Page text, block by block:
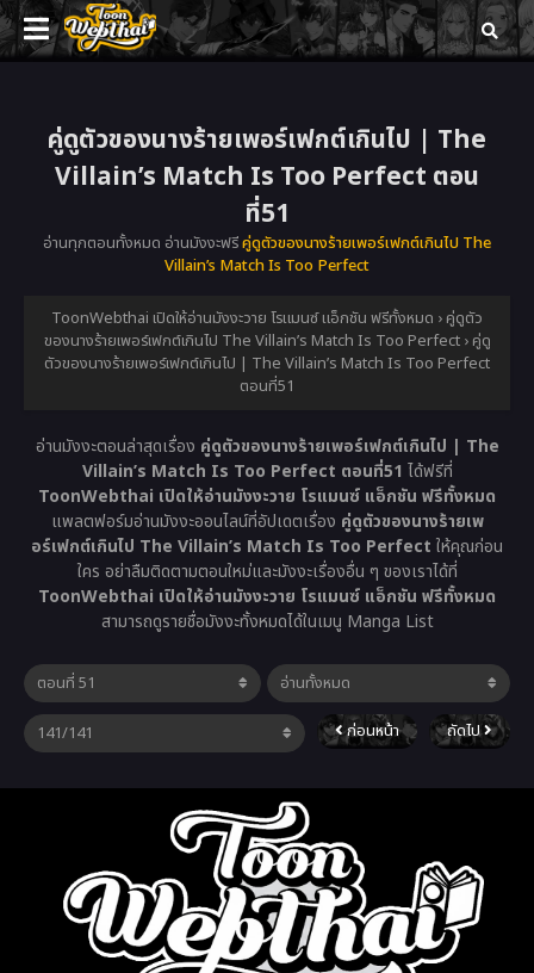
คู่ดูตัวของนางร้ายเพอร์เฟกต์เกินไป | The
Villain’s Match Is Too Perfect ตอน
ที่51
อ่านทุกตอนทั้งหมด อ่านมังงะฟรีคู่ดูตัวของนางร้ายเพอร์เฟกต์เกินไป The
Villain’s Match Is Too Perfect
ToonWebthai เปิดให้อ่านมังงะวาย โรแมนซ์ แอ็กชัน ฟรีทั้งหมด › คู่ดูตัว
ของนางร้ายเพอร์เฟกต์เกินไป The Villain’s Match Is Too Perfect › คู่ดู
ตัวของนางร้ายเพอร์เฟกต์เกินไป | The Villain’s Match Is Too Perfect
ตอนที่51
อ่านมังงะตอนล่าสุดเรื่อง คู่ดูตัวของนางร้ายเพอร์เฟกต์เกินไป | The
Villain’s Match Is Too Perfect ตอนที่51 ได้ฟรีที่
ToonWebthai เปิดให้อ่านมังงะวาย โรแมนซ์ แอ็กชัน ฟรีทั้งหมด
แพลตฟอร์มอ่านมังงะออนไลน์ที่อัปเดตเรื่อง คู่ดูตัวของนางร้ายเพ
อร์เฟกต์เกินไป The Villain’s Match Is Too Perfect ให้คุณก่อน
ใคร อย่าลืมติดตามตอนใหม่และมังงะเรื่องอื่น ๆ ของเราได้ที่
ToonWebthai เปิดให้อ่านมังงะวาย โรแมนซ์ แอ็กชัน ฟรีทั้งหมด
สามารถดูรายชื่อมังงะทั้งหมดได้ในเมนู Manga List
ก่อนหน้า ถัดไป